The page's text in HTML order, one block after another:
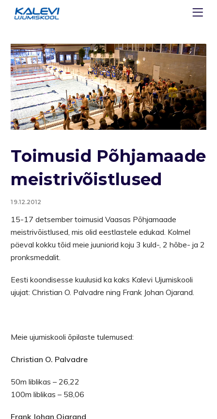
Toimusid Põhjamaade
meistrivõistlused
19.12.2012
15-17 detsember toimusid Vaasas Põhjamaade
meistrivõistlused, mis olid eestlastele edukad. Kolmel
päeval kokku tõid meie juuniorid koju 3 kuld-, 2 hõbe- ja 2
pronksmedalit.
Eesti koondisesse kuulusid ka kaks Kalevi Ujumiskooli
ujujat: Christian O. Palvadre ning Frank Johan Ojarand.
Meie ujumiskooli õpilaste tulemused:
Christian O. Palvadre
50m liblikas – 26,22
100m liblikas – 58,06
Frank Johan Ojarand